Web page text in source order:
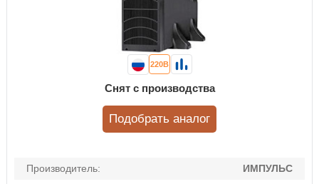
Производитель:
ИМПУЛЬС
220В
Снят с производства
Подобрать аналог